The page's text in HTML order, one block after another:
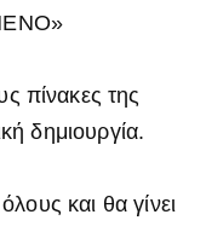
πίνακες της
δημιουργία.
και θα γίνει